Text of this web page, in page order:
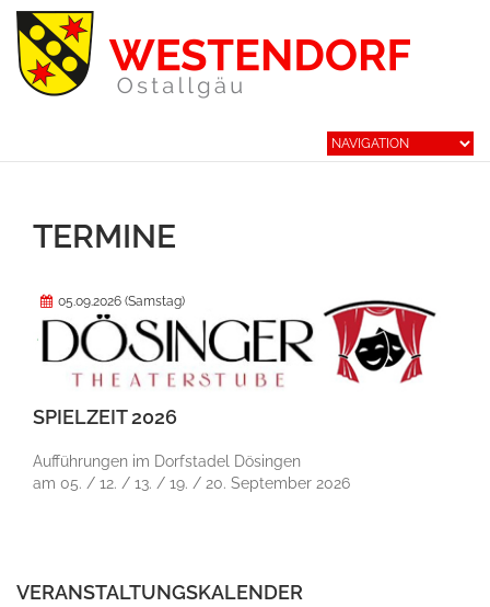
TERMINE
05.09.2026 (Samstag)
SPIELZEIT 2026
Aufführungen im Dorfstadel Dösingen
am 05. / 12. / 13. / 19. / 20. September 2026
VERANSTALTUNGSKALENDER